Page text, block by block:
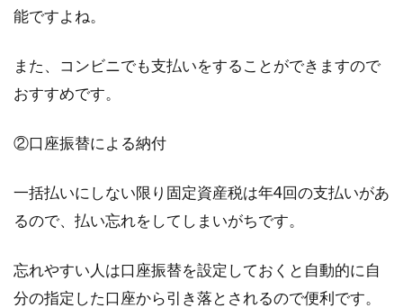
能ですよね。
また、コンビニでも支払いをすることができますので
おすすめです。
②口座振替による納付
一括払いにしない限り固定資産税は年4回の支払いがあ
るので、払い忘れをしてしまいがちです。
忘れやすい人は口座振替を設定しておくと自動的に自
分の指定した口座から引き落とされるので便利です。